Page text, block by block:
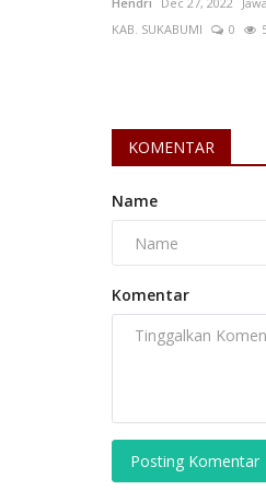
KAB. SUKABUMI
0
KOMENTAR
Name
Komentar
Posting Komentar
Mariati Jan